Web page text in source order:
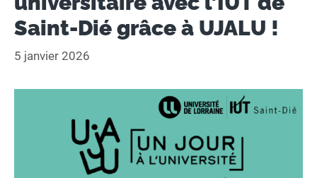
Saint-Dié grâce à UJALU !
5 janvier 2026